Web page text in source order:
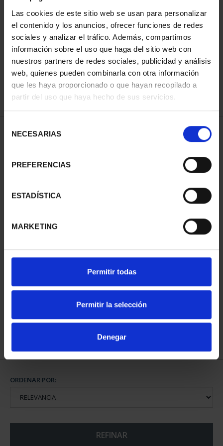
Las cookies de este sitio web se usan para personalizar
el contenido y los anuncios, ofrecer funciones de redes
sociales y analizar el tráfico. Además, compartimos
información sobre el uso que haga del sitio web con
nuestros partners de redes sociales, publicidad y análisis
web, quienes pueden combinarla con otra información
que les haya proporcionado o que hayan recopilado a
partir del uso que haya hecho de sus servicios.
NECESARIAS
PREFERENCIAS
ESTADÍSTICA
MARKETING
Permitir todas
Permitir la selección
Denegar
ORDENAR POR:
REFINAR
1 Productos encontrados
PROVINCIA COLECCION
COMPLET...
ORDENAR POR:
REFINAR